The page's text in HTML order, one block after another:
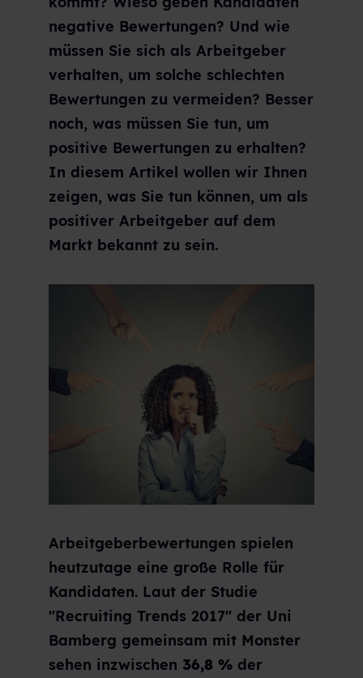
negative Bewertungen? Und wie
müssen Sie sich als Arbeitgeber
verhalten, um solche schlechten
Bewertungen zu vermeiden? Besser
noch, was müssen Sie tun, um
positive Bewertungen zu erhalten?
In diesem Artikel wollen wir Ihnen
zeigen, was Sie tun können, um als
positiver Arbeitgeber auf dem
Markt bekannt zu sein.
Arbeitgeberbewertungen spielen
heutzutage eine große Rolle für
Kandidaten. Laut der Studie
"Recruiting Trends 2017" der Uni
Bamberg gemeinsam mit Monster
sehen inzwischen 36,8 % der